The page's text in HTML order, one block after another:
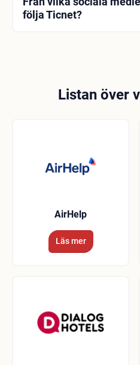
följa Ticnet?
Listan över
AirHelp
Läs mer